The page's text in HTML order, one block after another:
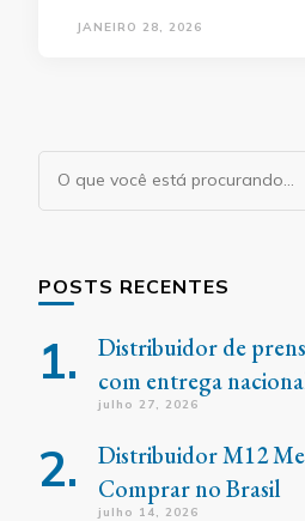
JANEIRO 28, 2026
Procurando
algo?
POSTS RECENTES
Distribuidor de
com entrega
julho 27, 2026
Distribuidor M12
Comprar no Brasil
julho 14, 2026